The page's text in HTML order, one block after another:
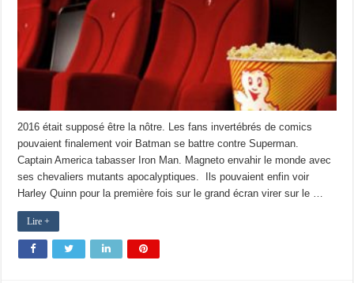
2016 était supposé être la nôtre. Les fans invertébrés de comics
pouvaient finalement voir Batman se battre contre Superman.
Captain America tabasser Iron Man. Magneto envahir le monde avec
ses chevaliers mutants apocalyptiques. Ils pouvaient enfin voir
Harley Quinn pour la première fois sur le grand écran virer sur le …
Lire +